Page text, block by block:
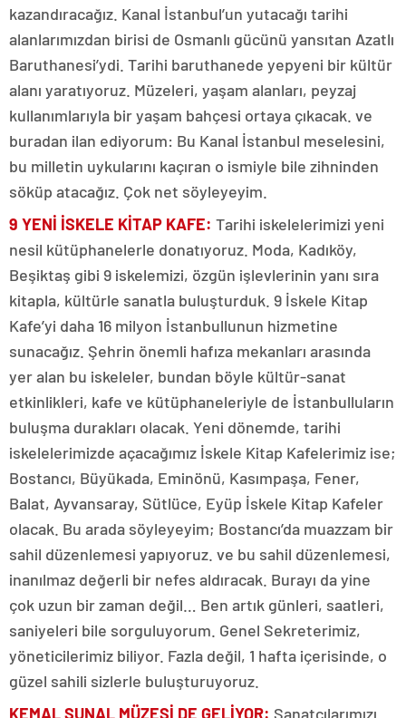
kazandıracağız. Kanal İstanbul’un yutacağı tarihi
alanlarımızdan birisi de Osmanlı gücünü yansıtan Azatlı
Baruthanesi’ydi. Tarihi baruthanede yepyeni bir kültür
alanı yaratıyoruz. Müzeleri, yaşam alanları, peyzaj
kullanımlarıyla bir yaşam bahçesi ortaya çıkacak. ve
buradan ilan ediyorum: Bu Kanal İstanbul meselesini,
bu milletin uykularını kaçıran o ismiyle bile zihninden
söküp atacağız. Çok net söyleyeyim.
9 YENİ İSKELE KİTAP KAFE: Tarihi iskelelerimizi yeni
nesil kütüphanelerle donatıyoruz. Moda, Kadıköy,
Beşiktaş gibi 9 iskelemizi, özgün işlevlerinin yanı sıra
kitapla, kültürle sanatla buluşturduk. 9 İskele Kitap
Kafe’yi daha 16 milyon İstanbullunun hizmetine
sunacağız. Şehrin önemli hafıza mekanları arasında
yer alan bu iskeleler, bundan böyle kültür-sanat
etkinlikleri, kafe ve kütüphaneleriyle de İstanbulluların
buluşma durakları olacak. Yeni dönemde, tarihi
iskelelerimizde açacağımız İskele Kitap Kafelerimiz ise;
Bostancı, Büyükada, Eminönü, Kasımpaşa, Fener,
Balat, Ayvansaray, Sütlüce, Eyüp İskele Kitap Kafeler
olacak. Bu arada söyleyeyim; Bostancı’da muazzam bir
sahil düzenlemesi yapıyoruz. ve bu sahil düzenlemesi,
inanılmaz değerli bir nefes aldıracak. Burayı da yine
çok uzun bir zaman değil… Ben artık günleri, saatleri,
saniyeleri bile sorguluyorum. Genel Sekreterimiz,
yöneticilerimiz biliyor. Fazla değil, 1 hafta içerisinde, o
güzel sahili sizlerle buluşturuyoruz.
KEMAL SUNAL MÜZESİ DE GELİYOR: Sanatçılarımızı